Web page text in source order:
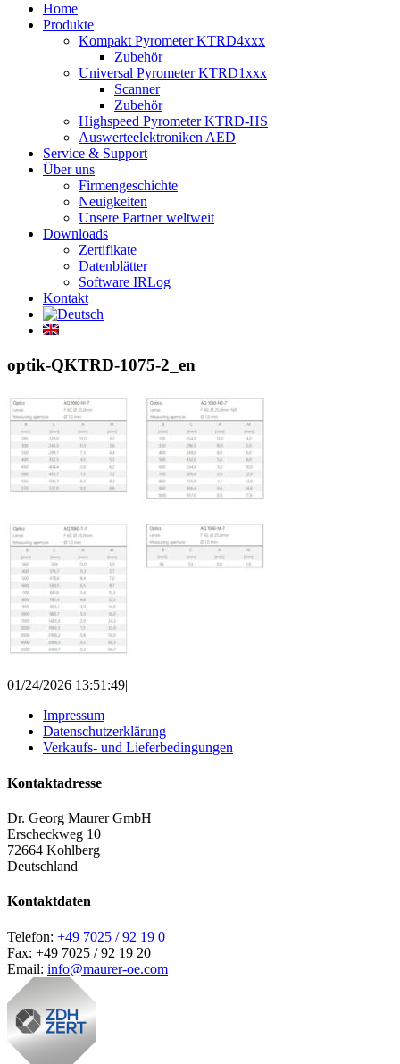
Home
Produkte
Kompakt Pyrometer KTRD4xxx
Zubehör
Universal Pyrometer KTRD1xxx
Scanner
Zubehör
Highspeed Pyrometer KTRD-HS
Auswerteelektroniken AED
Service & Support
Über uns
Firmengeschichte
Neuigkeiten
Unsere Partner weltweit
Downloads
Zertifikate
Datenblätter
Software IRLog
Kontakt
optik-QKTRD-1075-2_en
01/24/2026 13:51:49|
Impressum
Datenschutzerklärung
Verkaufs- und Lieferbedingungen
Kontaktadresse
Dr. Georg Maurer GmbH
Erscheckweg 10
72664 Kohlberg
Deutschland
Kontaktdaten
Telefon: +49 7025 / 92 19 0
Fax: +49 7025 / 92 19 20
Email: info@maurer-oe.com